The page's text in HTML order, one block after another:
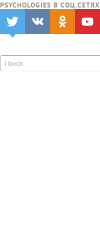
PSYCHOLOGIES В CОЦ.СЕТЯХ